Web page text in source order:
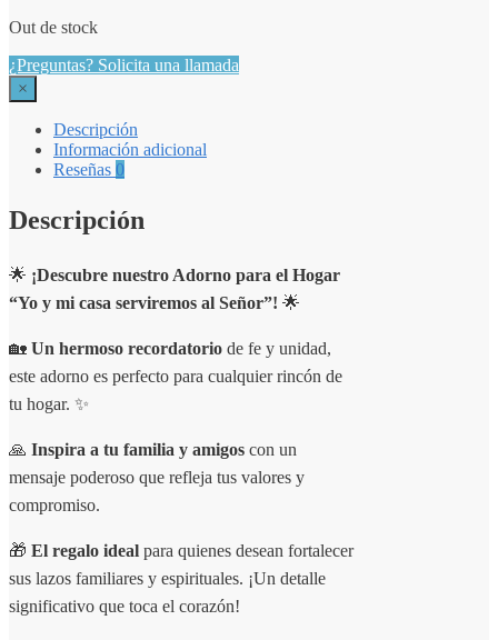
Out de stock
¿Preguntas? Solicita una llamada
×
Descripción
Información adicional
Reseñas 0
Descripción
🌟 ¡Descubre nuestro Adorno para el Hogar
“Yo y mi casa serviremos al Señor”! 🌟
🏡 Un hermoso recordatorio de fe y unidad,
este adorno es perfecto para cualquier rincón de
tu hogar. ✨
🙏 Inspira a tu familia y amigos con un
mensaje poderoso que refleja tus valores y
compromiso.
🎁 El regalo ideal para quienes desean fortalecer
sus lazos familiares y espirituales. ¡Un detalle
significativo que toca el corazón!